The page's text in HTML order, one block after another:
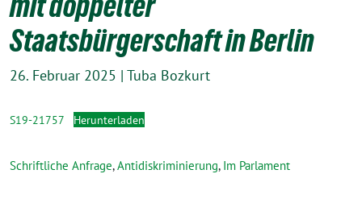
Staatsbürgerschaft in Berlin
26. Februar 2025 | Tuba Bozkurt
S19-21757 Herunterladen
Schriftliche Anfrage,Antidiskriminierung, Im Parlament